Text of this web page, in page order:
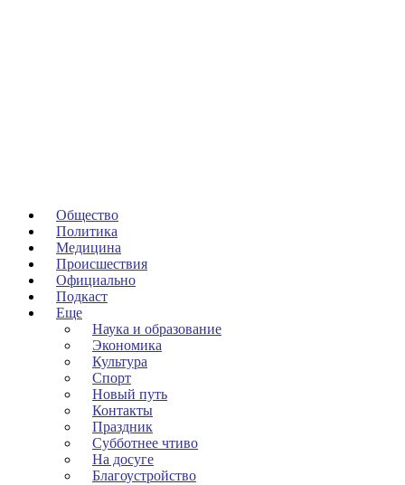
Общество
Политика
Медицина
Происшествия
Официально
Подкаст
Еще
Наука и образование
Экономика
Культура
Спорт
Новый путь
Контакты
Праздник
Субботнее чтиво
На досуге
Благоустройство